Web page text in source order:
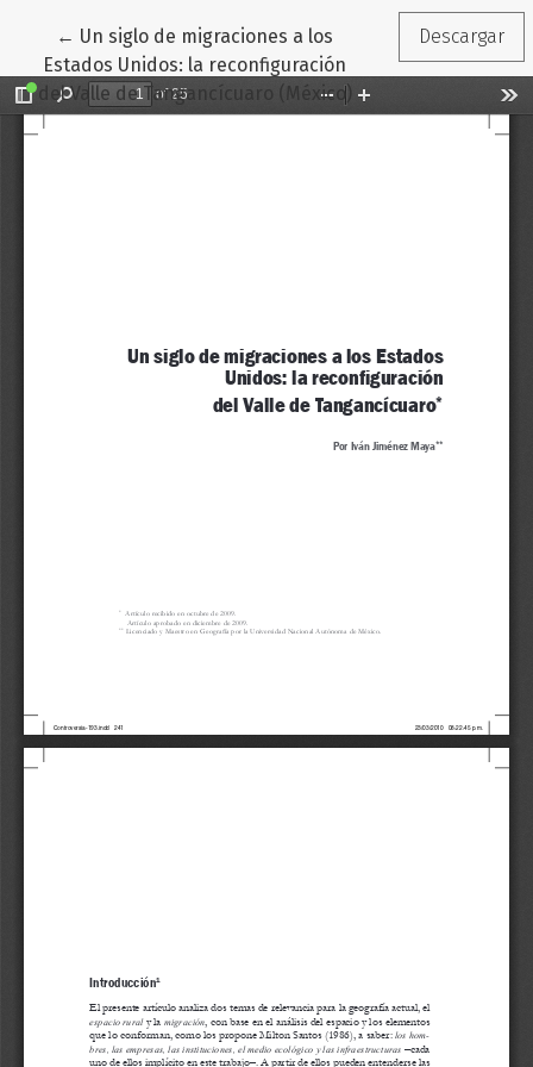
← Volver a los detalles del artículo
Un siglo de migraciones a los
Estados Unidos: la reconfiguración
del Valle de Tangancícuaro (México)
Descargar